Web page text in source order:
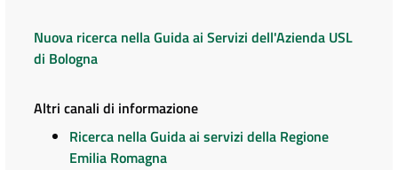
Nuova ricerca nella Guida ai Servizi dell'Azienda USL
di Bologna
Altri canali di informazione
Ricerca nella Guida ai servizi della Regione
Emilia Romagna